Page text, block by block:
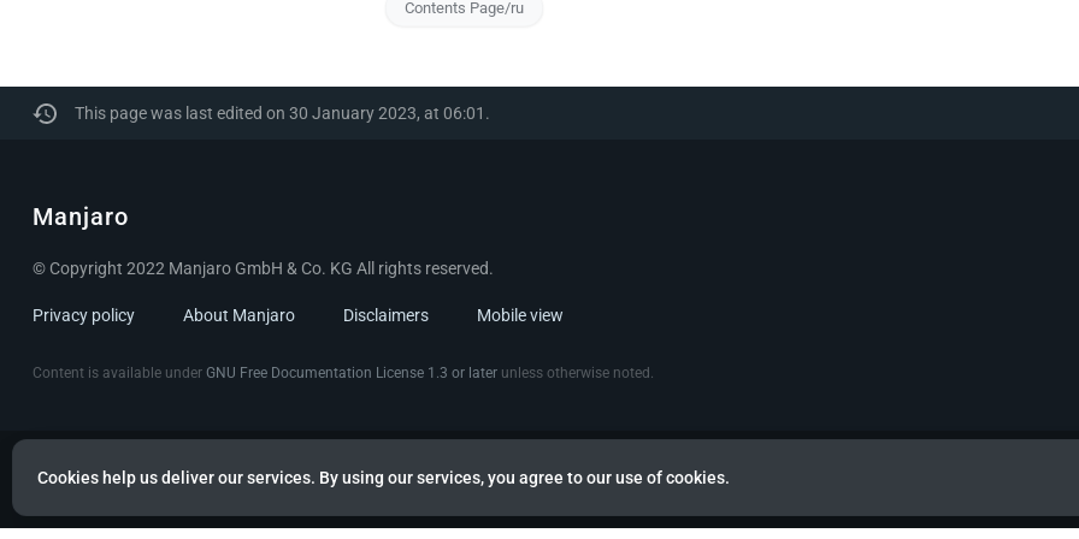
Contents Page/ru
Cookies help us deliver our services. By using our services, you agree to our use of cookies.
This page was last edited on 30 January 2023, at 06:01.
Manjaro
© Copyright 2022 Manjaro GmbH & Co. KG All rights reserved.
Privacy policy About Manjaro Disclaimers Mobile view
Content is available under GNU Free Documentation License 1.3 or later unless otherwise noted.
Powered by citizen theme